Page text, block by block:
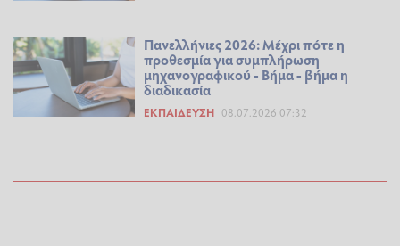
Πανελλήνιες 2026: Μέχρι πότε η
προθεσμία για συμπλήρωση
μηχανογραφικού - Βήμα - βήμα η
διαδικασία
ΕΚΠΑΊΔΕΥΣΗ 08.07.2026 07:32